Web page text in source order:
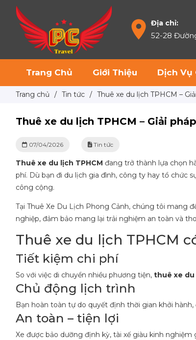
Địa chỉ:
52-28
Trang Chủ Giới Thiệu Dịch Vụ
Trang chủ / Tin tức / Thuê xe du lịch TPHCM –
Thuê xe du lịch TPHCM – Giải
07/04/2026 Tin tức
Thuê xe du lịch TPHCM đang trở thành lựa chọn
phí. Dù bạn đi du lịch gia đình, công ty hay tổ chức
công cộng.
Tại Thuê Xe Du Lịch Phong Cảnh, chúng tôi mang
nghiệp, đảm bảo mang lại trải nghiệm an toàn và
Thuê xe du lịch TPHCM
Tiết kiệm chi phí
So với việc di chuyển nhiều phương tiện, thuê xe du
Chủ động lịch trình
Bạn hoàn toàn tự do quyết định thời gian khởi
An toàn – tiện lợi
Xe được bảo dưỡng định kỳ, tài xế giàu kinh nghiệm